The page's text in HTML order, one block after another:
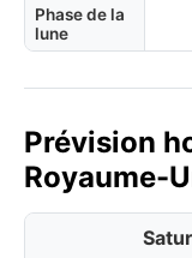
Phase de la
lune
Prévision
Royaume-